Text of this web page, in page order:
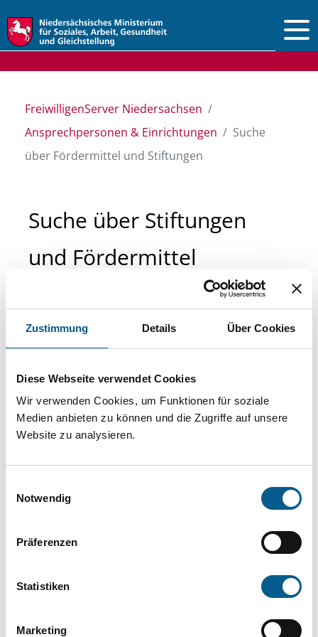
Zustimmung Details Über Cookies
Diese Webseite verwendet Cookies
Wir verwenden Cookies, um Funktionen für soziale
Medien anbieten zu können und die Zugriffe auf unsere
Website zu analysieren.
Notwendig
Präferenzen
Statistiken
Marketing
FreiwilligenServer Niedersachsen
Ansprechpersonen & Einrichtungen
Suche
über Fördermittel und Stiftungen
Suche über Stiftungen
und Fördermittel
Sie suchen finanzielle Unterstützung für ein
Projekt oder ein Vorhaben? Hier können Sie
direkt über unsere Fördermitteldatenbank und
Stiftungsdatenbank recherchieren. Bei der
Suche bitte die Groß- und Kleinschreibung
beachten.
Bitte Suchbegriff eingeben. Ergebnisse
können durch die Wahl von Bereichen oder
Suchen